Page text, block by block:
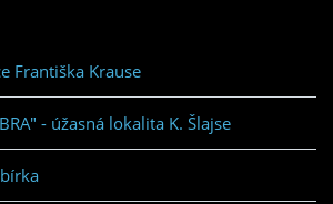
Františka Krause
- úžasná lokalita K. Šlajse